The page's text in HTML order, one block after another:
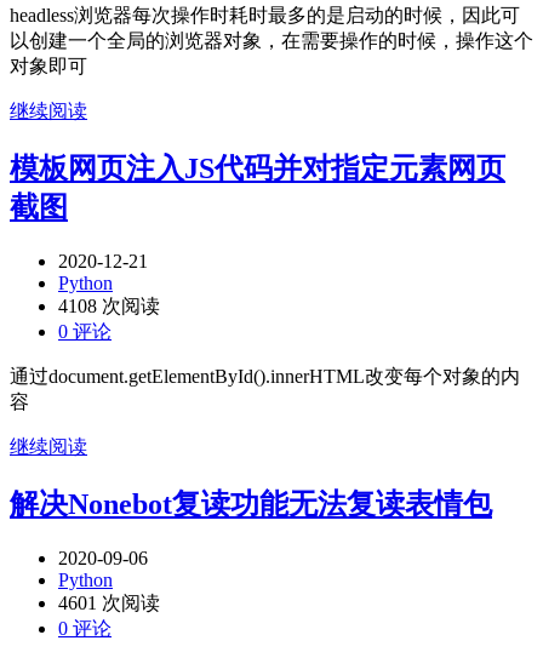
headless浏览器每次操作时耗时最多的是启动的时候，因此可
以创建一个全局的浏览器对象，在需要操作的时候，操作这个
对象即可
继续阅读
模板网页注入JS代码并对指定元素网页
截图
2020-12-21
Python
4108 次阅读
0 评论
通过document.getElementById().innerHTML改变每个对象的内
容
继续阅读
解决Nonebot复读功能无法复读表情包
2020-09-06
Python
4601 次阅读
0 评论